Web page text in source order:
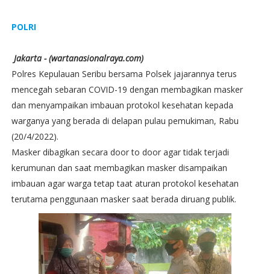
POLRI
Jakarta - (wartanasionalraya.com)
Polres Kepulauan Seribu bersama Polsek jajarannya terus
mencegah sebaran COVID-19 dengan membagikan masker
dan menyampaikan imbauan protokol kesehatan kepada
warganya yang berada di delapan pulau pemukiman, Rabu
(20/4/2022).
Masker dibagikan secara door to door agar tidak terjadi
kerumunan dan saat membagikan masker disampaikan
imbauan agar warga tetap taat aturan protokol kesehatan
terutama penggunaan masker saat berada diruang publik.